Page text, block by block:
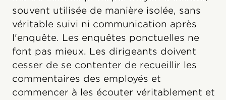
souvent utilisée de manière isolée, sans
véritable suivi ni communication après
l'enquête. Les enquêtes ponctuelles ne
font pas mieux. Les dirigeants doivent
cesser de se contenter de recueillir les
commentaires des employés et
commencer à les écouter véritablement et